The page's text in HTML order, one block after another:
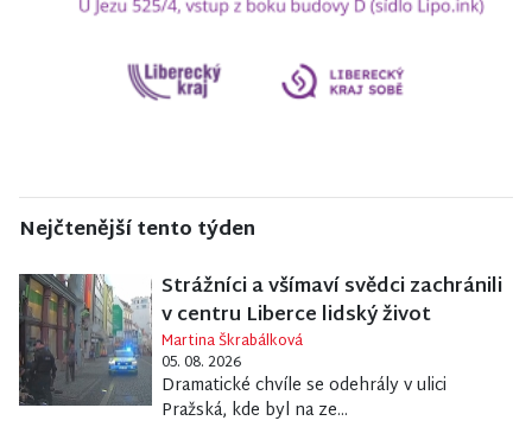
Nejčtenější tento týden
Strážníci a všímaví svědci zachránili
v centru Liberce lidský život
Martina Škrabálková
05. 08. 2026
Dramatické chvíle se odehrály v ulici
Pražská, kde byl na ze...